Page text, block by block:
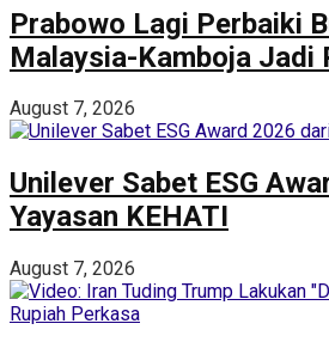
Prabowo Lagi Perbaiki
Malaysia-Kamboja Jadi
August 7, 2026
Unilever Sabet ESG
Yayasan KEHATI
August 7, 2026